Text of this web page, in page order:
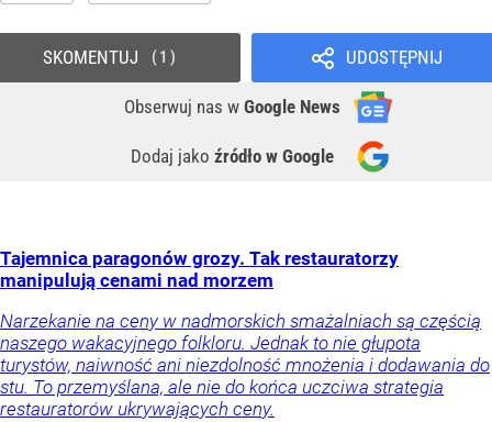
UDOSTĘPNIJ
Obserwuj nas w Google News
Dodaj jako źródło w Google
SKOMENTUJ 1
Tajemnica paragonów grozy. Tak restauratorzy
manipulują cenami nad morzem
Narzekanie na ceny w nadmorskich smażalniach są częścią
naszego wakacyjnego folkloru. Jednak to nie głupota
turystów, naiwność ani niezdolność mnożenia i dodawania do
stu. To przemyślana, ale nie do końca uczciwa strategia
restauratorów ukrywających ceny.